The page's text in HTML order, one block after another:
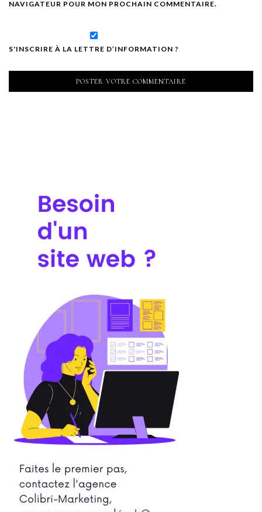
NAVIGATEUR POUR MON PROCHAIN COMMENTAIRE.
S'INSCRIRE À LA LETTRE D’INFORMATION ?